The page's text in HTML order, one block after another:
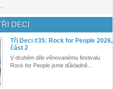
DECI
Tři Deci #35: Rock for People 2026,
část 2
V druhém díle věnovanému festivalu
Rock for People jsme důkladně...